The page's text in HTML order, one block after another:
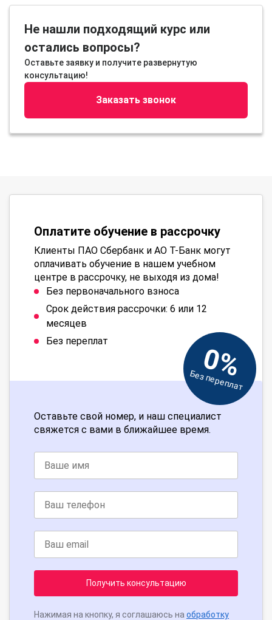
Не нашли подходящий курс или
остались вопросы?
Оставьте заявку и получите развернутую
консультацию!
Заказать звонок
Оплатите обучение в рассрочку
Клиенты ПАО Сбербанк и АО Т-Банк могут
оплачивать обучение в нашем учебном
центре в рассрочку, не выходя из дома!
Без первоначального взноса
Срок действия рассрочки: 6 или 12
месяцев
Без переплат
0%
Без переплат
Оставьте свой номер, и наш специалист
свяжется с вами в ближайшее время.
Получить консультацию
Нажимая на кнопку, я соглашаюсь на обработку